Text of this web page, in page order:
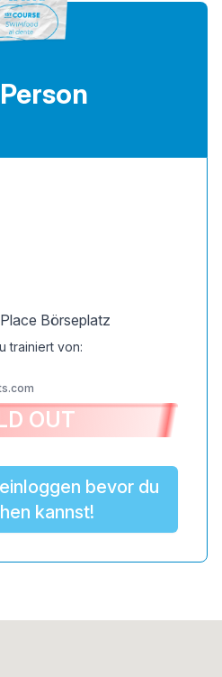
Börseplatz
trainiert von:
OUT
bevor du
kannst!